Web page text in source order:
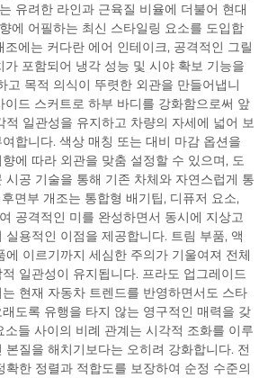
유려한 라인과 근육질 비율에 더불어 현대
에 어필하는 최신 스타일링 요소를 도입합
조에는 커다란 에어 인테이크, 공격적인 그릴
가 포함되어 냉각 성능 및 시야 확보 기능을
고 목적 의식이 뚜렷한 외관을 만들어냅니
이드 스커트로 하부 바디를 강화함으로써 앞
적 일관성을 유지하고 차량의 자세에 넓어 보
합니다. 색상 매칭 또는 대비 마감 옵션을
에 따라 외관을 맞춤 설정할 수 있으며, 도
시공 기술을 통해 기존 차체와 자연스럽게 통
면부 개조는 통합형 배기팁, 디퓨저 요소,
공격적인 미를 완성하면서 동시에 지상고
실용적인 이점을 제공합니다. 트림 부품, 액
에 이르기까지 세심한 주의가 기울여져 전체
일관성이 유지됩니다. 프라도 업그레이드
현재 자동차 트렌드를 반영하면서도 스타
도록 유행을 타지 않는 영구적인 매력을 갖
소들 사이의 비례 관계는 시각적 조화를 이루
본질을 해치기보다는 오히려 강화합니다. 전
확한 정렬과 적합도를 보장하여 순정 수준의